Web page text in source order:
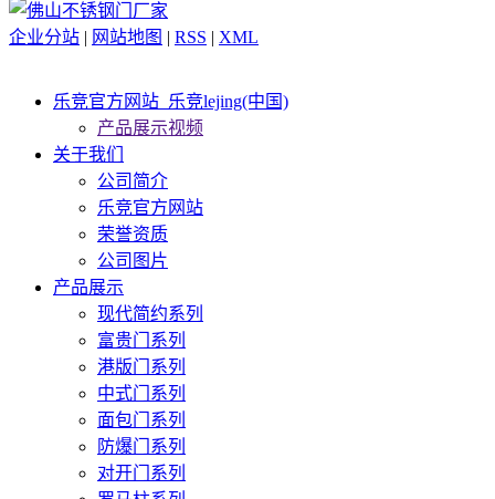
企业分站 | 网站地图 | RSS | XML
乐竞官方网站_乐竞lejing(中国)
产品展示视频
关于我们
公司简介
乐竞官方网站
荣誉资质
公司图片
产品展示
现代简约系列
富贵门系列
港版门系列
中式门系列
面包门系列
防爆门系列
对开门系列